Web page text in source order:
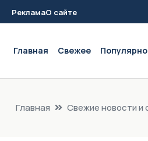
РекламаО сайте
Главная Свежее
Главная Свежие новости и